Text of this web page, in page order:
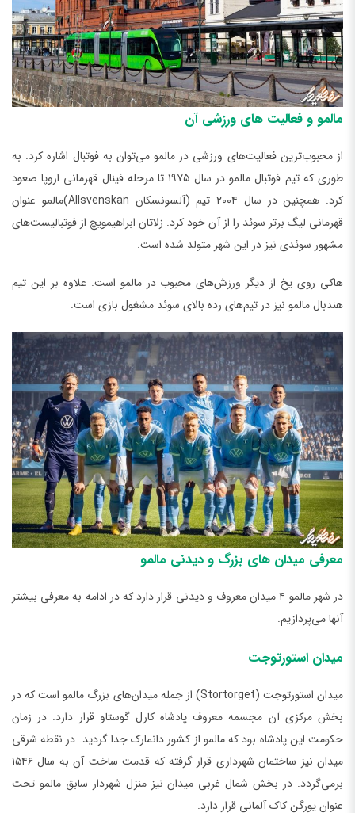
مالمو و فعالیت‌ های ورزشی آن
از محبوب‌ترین فعالیت‌های ورزشی در مالمو می‌توان به فوتبال اشاره کرد. به
طوری که تیم فوتبال مالمو در سال ۱۹۷۵ تا مرحله فینال قهرمانی اروپا صعود
کرد. همچنین در سال ۲۰۰۴ تیم (آلسونسکان Allsvenskan)مالمو عنوان
قهرمانی لیگ برتر سوئد را از آن خود کرد. زلاتان ابراهیمویچ از فوتبالیست‌های
مشهور سوئدی نیز در این شهر متولد شده است.
هاکی روی یخ از دیگر ورزش‌های محبوب در مالمو است. علاوه بر این تیم
هندبال مالمو نیز در تیم‌های رده بالای سوئد مشغول بازی است.
معرفی میدان‌ های بزرگ و دیدنی مالمو
در شهر مالمو ۴ میدان معروف و دیدنی قرار دارد که در ادامه به معرفی بیشتر
آنها می‌پردازیم.
میدان استورتوجت
میدان استورتوجت (Stortorget) از جمله میدان‌های بزرگ مالمو است که در
بخش مرکزی آن مجسمه معروف پادشاه کارل گوستاو قرار دارد. در زمان
حکومت این پادشاه بود که مالمو از کشور دانمارک جدا گردید. در نقطه شرقی
میدان نیز ساختمان شهرداری قرار گرفته که قدمت ساخت آن به سال ۱۵۴۶
برمی‌گردد. در بخش شمال غربی میدان نیز منزل شهردار سابق مالمو تحت
عنوان یورگن کاک آلمانی قرار دارد.